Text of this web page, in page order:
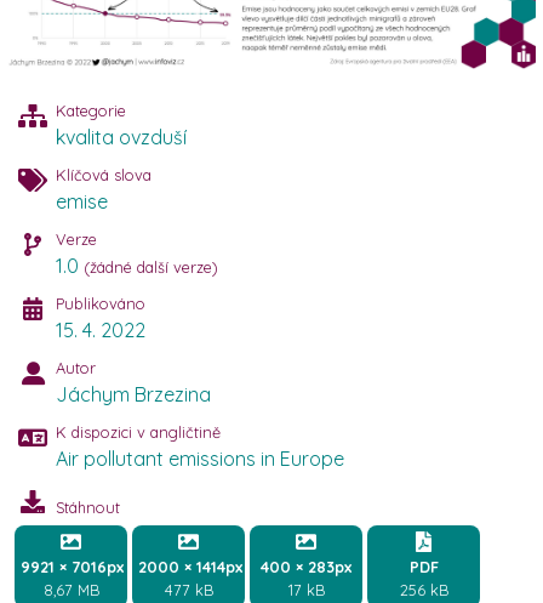
Kategorie
kvalita ovzduší
Klíčová slova
emise
Verze
1.0 (žádné další verze)
Publikováno
15. 4. 2022
Autor
Jáchym Brzezina
K dispozici v angličtině
Air pollutant emissions in Europe
Stáhnout
9921 × 7016px
8,67 MB
2000 × 1414px
477 kB
400 × 283px
17 kB
PDF
256 kB